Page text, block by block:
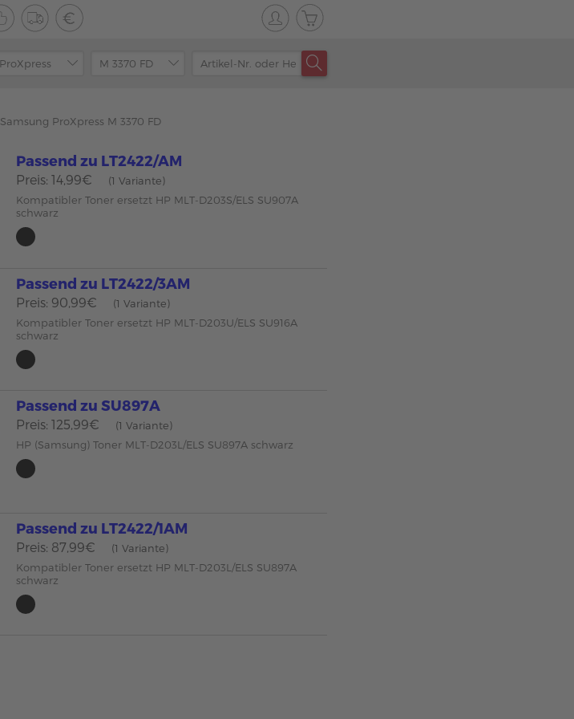
Samsung ProXpress M 3370 FD
Passend zu LT2422/AM
Preis: 14,99€
(1 Variante)
Kompatibler Toner ersetzt HP MLT-D203S/ELS SU907A
schwarz
Passend zu LT2422/3AM
Preis: 90,99€
(1 Variante)
Kompatibler Toner ersetzt HP MLT-D203U/ELS SU916A
schwarz
Passend zu SU897A
Preis: 125,99€
(1 Variante)
HP (Samsung) Toner MLT-D203L/ELS SU897A schwarz
Passend zu LT2422/1AM
Preis: 87,99€
(1 Variante)
Kompatibler Toner ersetzt HP MLT-D203L/ELS SU897A
schwarz